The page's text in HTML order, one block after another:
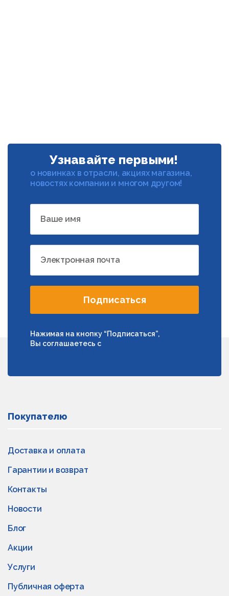
Узнавайте первыми!
о новинках в отрасли, акциях магазина,
новостях компании и многом другом!
Ваше имя
Электронная почта
Подписаться
Нажимая на кнопку “Подписаться”,
Вы соглашаетесь с
Покупателю
Доставка и оплата
Гарантии и возврат
Контакты
Новости
Блог
Акции
Услуги
Публичная оферта